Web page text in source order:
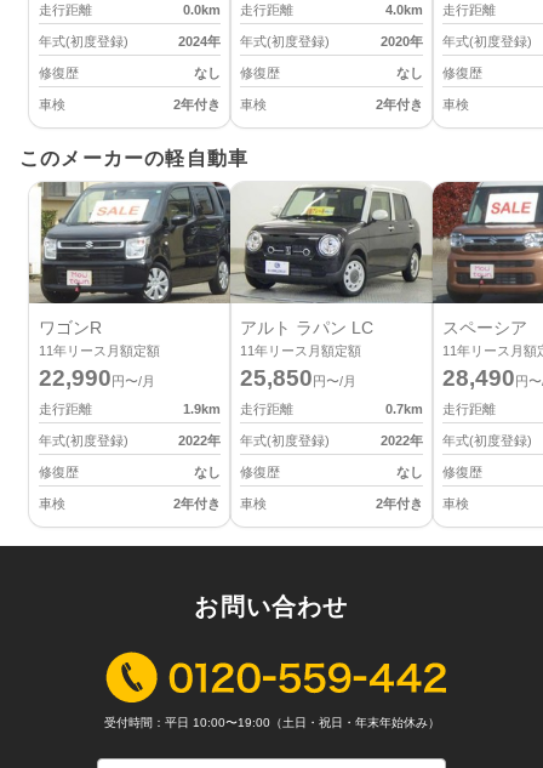
走行距離
0.0km
年式(初度登録) 2024年
修復歴 なし
車検 2年付き
走行距離
4.0km
年式(初度登録) 2020年
修復歴 なし
車検 2年付き
走行距離
年式(初度登録)
修復歴
車検
このメーカーの軽自動車
ワゴンR
11年リース月額定額
22,990円〜/月
走行距離
1.9km
年式(初度登録) 2022年
修復歴 なし
車検 2年付き
アルト ラパン LC
11年リース月額定額
25,850円〜/月
走行距離
0.7km
年式(初度登録) 2022年
修復歴 なし
車検 2年付き
スペーシア
11年リース月額
28,490円
走行距離
年式(初度登録)
修復歴
車検
お問い合わせ
受付時間：平日 10:00〜19:00（土日・祝日・年末年始休み）